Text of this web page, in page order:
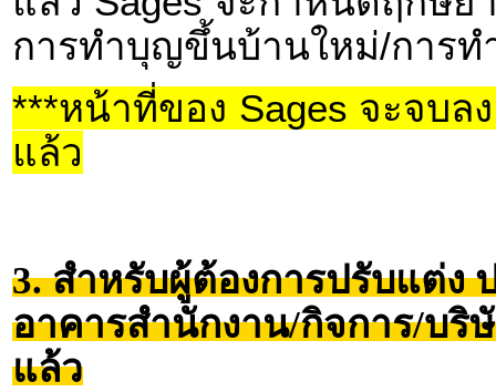
การทำบุญขึ้นบ้านใหม่/การ
***หน้าที่ของ Sages จะจบล
แล้ว
3. สำหรับผู้ต้องการปรับแต่ง
อาคารสำนักงาน/กิจการ/บริ
แล้ว